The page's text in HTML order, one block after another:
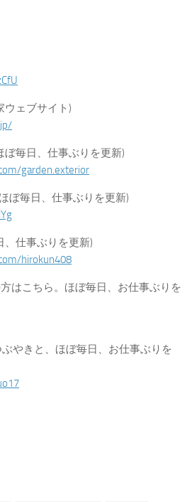
ウェブサイト)
ぼ毎日、仕事ぶりを更新)
garden.exterior
ぼ毎日、仕事ぶりを更新)
、仕事ぶりを更新)
hirokun408
はこちら。ほぼ毎日、お仕事ぶりを
やきと、ほぼ毎日、お仕事ぶりを